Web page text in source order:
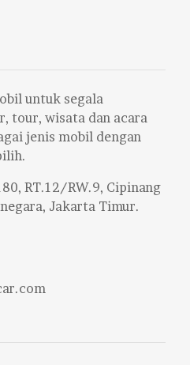
untuk segala
tour, wisata dan acara
jenis mobil dengan
RT.12/RW.9, Cipinang
Jakarta Timur.